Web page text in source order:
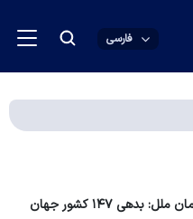
فارسی
سازمان ملل: بدهی ۱۴۷ کشور جهان